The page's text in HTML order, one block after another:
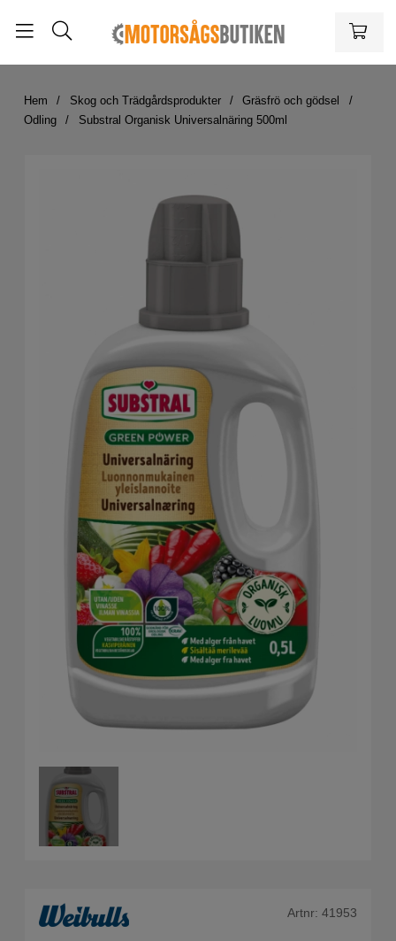
Hem Skog och Trädgårdsprodukter
Gräsfrö och gödsel
Odling
Substral Organisk Universalnäring 500ml
Artnr: 41953